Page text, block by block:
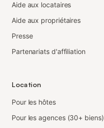
Aide aux locataires
Aide aux propriétaires
Presse
Partenariats d'affiliation
Location
Pour les hôtes
Pour les agences (30+ biens)